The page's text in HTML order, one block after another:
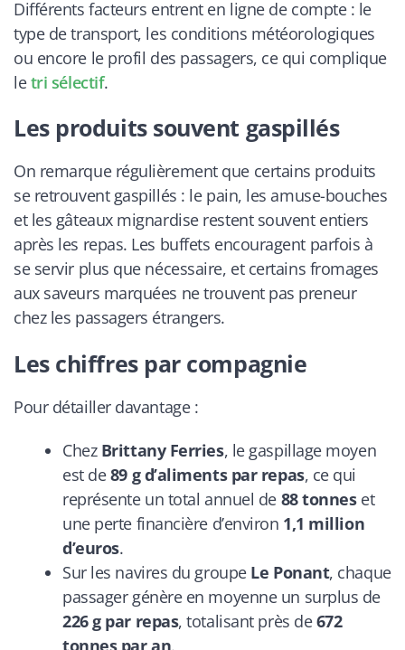
Différents facteurs entrent en ligne de compte : le
type de transport, les conditions météorologiques
ou encore le profil des passagers, ce qui complique
letri sélectif.
Les produits souvent gaspillés
On remarque régulièrement que certains produits
se retrouvent gaspillés : le pain, les amuse-bouches
et les gâteaux mignardise restent souvent entiers
après les repas. Les buffets encouragent parfois à
se servir plus que nécessaire, et certains fromages
aux saveurs marquées ne trouvent pas preneur
chez les passagers étrangers.
Les chiffres par compagnie
Pour détailler davantage :
Chez Brittany Ferries, le gaspillage moyen
est de89 g d’aliments par repas, ce qui
représente un total annuel de 88 tonneset
une perte financière d’environ 1,1 million
d’euros.
Sur les navires du groupe Le Ponant, chaque
passager génère en moyenne un surplus de
226 g par repas, totalisant près de672